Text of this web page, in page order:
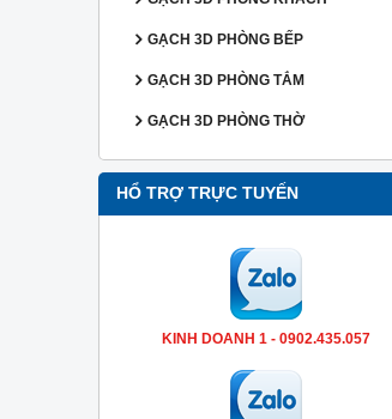
GẠCH 3D PHÒNG BẾP
GẠCH 3D PHÒNG TẮM
GẠCH 3D PHÒNG THỜ
HỔ TRỢ TRỰC TUYẾN
KINH DOANH 1 - 0902.435.057